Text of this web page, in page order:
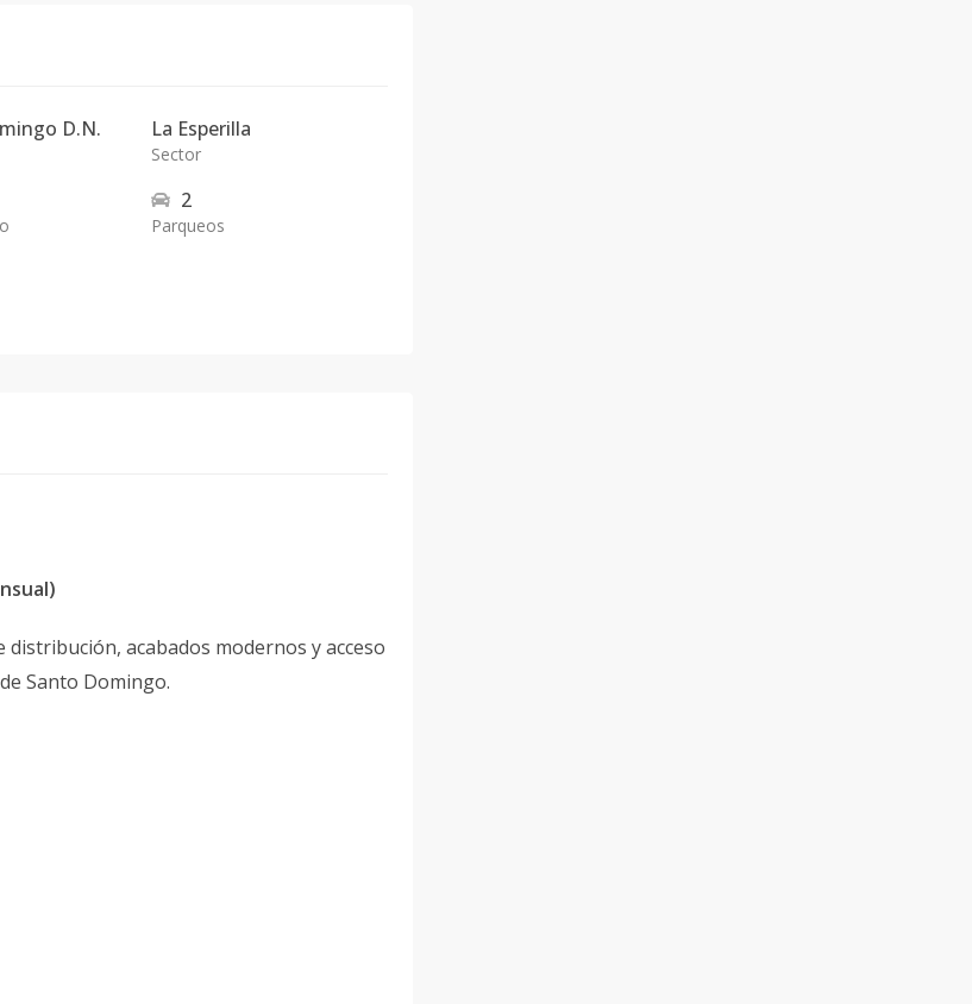
D.N. La Esperilla
Sector
2
Parqueos
acabados modernos y acceso
Santo Domingo.